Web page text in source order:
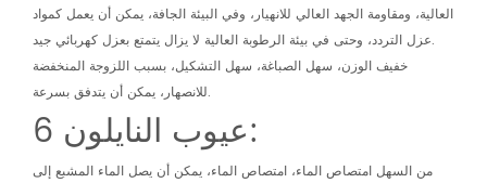
العالية، ومقاومة الجهد العالي للانهيار، وفي البيئة الجافة، يمكن أن يعمل كمواد
عزل التردد، وحتى في بيئة الرطوبة العالية لا يزال يتمتع بعزل كهربائي جيد.
خفيف الوزن، سهل الصباغة، سهل التشكيل، بسبب اللزوجة المنخفضة
للانصهار، يمكن أن يتدفق بسرعة.
عيوب النايلون 6:
من السهل امتصاص الماء، امتصاص الماء، يمكن أن يصل الماء المشبع إلى